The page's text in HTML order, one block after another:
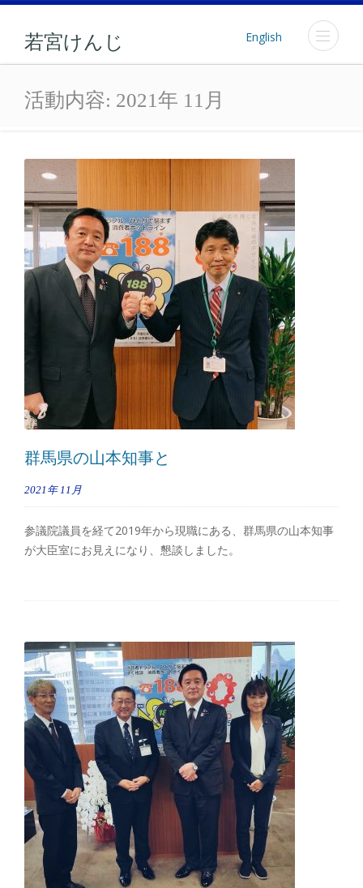
若宮けんじ English
月: 2021年11月
活動内容: 2021年 11月
群馬県の山本知事と
2021年 11月
参議院議員を経て2019年から現職にある、群馬県の山本知事
が大臣室にお見えになり、懇談しました。